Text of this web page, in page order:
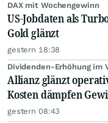
DAX mit Wochengewinn
US-Jobdaten als
Gold glänzt
gestern 18:38
Dividenden-Erhöhung im
Allianz glänzt
Kosten dämpfen
gestern 08:43